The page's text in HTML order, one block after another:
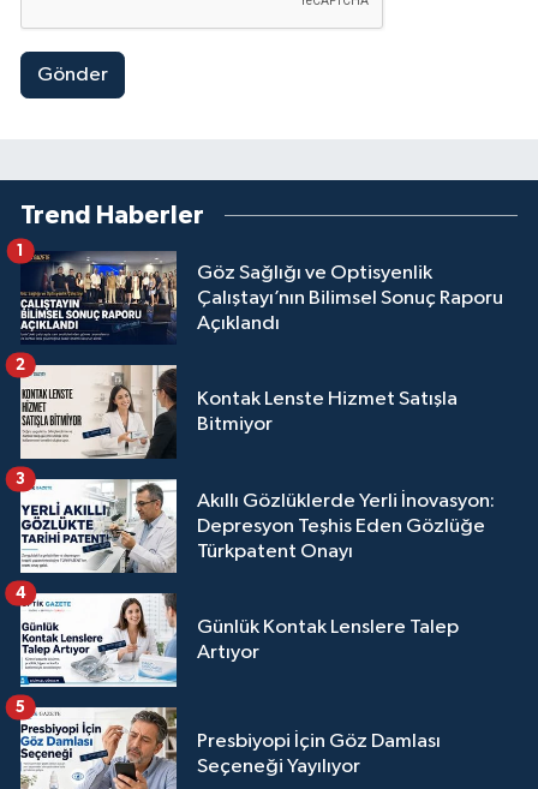
Gönder
Trend Haberler
Göz Sağlığı ve Optisyenlik
Çalıştayı’nın Bilimsel Sonuç Raporu
Açıklandı
1
Kontak Lenste Hizmet Satışla
Bitmiyor
2
Akıllı Gözlüklerde Yerli İnovasyon:
Depresyon Teşhis Eden Gözlüğe
Türkpatent Onayı
3
Günlük Kontak Lenslere Talep
Artıyor
4
Presbiyopi İçin Göz Damlası
Seçeneği Yayılıyor
5